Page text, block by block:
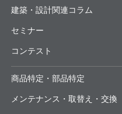
建築・設計関連コラム
セミナー
コンテスト
商品特定・部品特定
メンテナンス・取替え・交換